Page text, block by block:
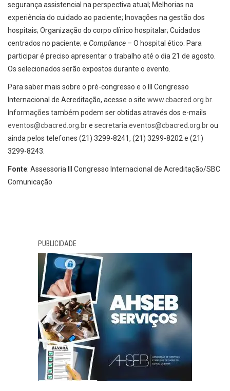
segurança assistencial na perspectiva atual; Melhorias na
experiência do cuidado ao paciente; Inovações na gestão dos
hospitais; Organização do corpo clínico hospitalar; Cuidados
centrados no paciente; e Compliance – O hospital ético. Para
participar é preciso apresentar o trabalho até o dia 21 de agosto.
Os selecionados serão expostos durante o evento.
Para saber mais sobre o pré-congresso e o III Congresso
Internacional de Acreditação, acesse o site www.cbacred.org.br.
Informações também podem ser obtidas através dos e-mails
eventos@cbacred.org.bre secretaria.eventos@cbacred.org.brou
ainda pelos telefones (21) 3299-8241, (21) 3299-8202 e (21)
3299-8243.
Fonte: Assessoria III Congresso Internacional de Acreditação/SBC
Comunicação
PUBLICIDADE